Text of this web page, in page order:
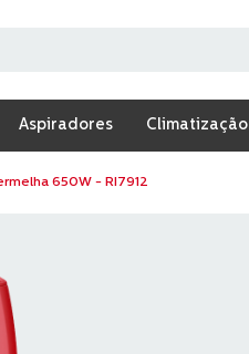
Aspiradores Climatização
650W - RI7912